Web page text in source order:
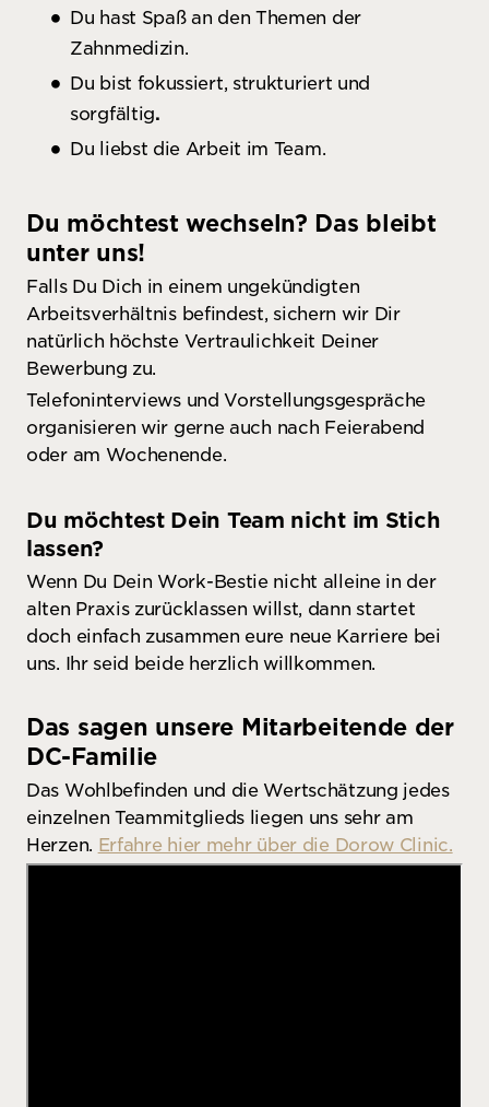
Du hast Spaß an den Themen der
Zahnmedizin.
Du bist fokussiert, strukturiert und
sorgfältig.
Du liebst die Arbeit im Team.
Du möchtest wechseln? Das bleibt
unter uns!
Falls Du Dich in einem ungekündigten
Arbeitsverhältnis befindest, sichern wir Dir
natürlich höchste Vertraulichkeit Deiner
Bewerbung zu.
Telefoninterviews und Vorstellungsgespräche
organisieren wir gerne auch nach Feierabend
oder am Wochenende.
Du möchtest Dein Team nicht im Stich
lassen?
Wenn Du Dein Work-Bestie nicht alleine in der
alten Praxis zurücklassen willst, dann startet
doch einfach zusammen eure neue Karriere bei
uns. Ihr seid beide herzlich willkommen.
Das sagen unsere Mitarbeitende der
DC-Familie
Das Wohlbefinden und die Wertschätzung jedes
einzelnen Teammitglieds liegen uns sehr am
Herzen. Erfahre hier mehr über die Dorow Clinic.